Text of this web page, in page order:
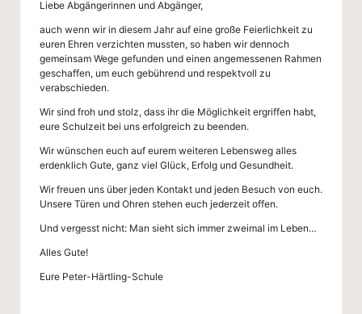
p
er
ta
l
Liebe Abgängerinnen und Abgänger,
auch wenn wir in diesem Jahr auf eine große Feierlichkeit zu
euren Ehren verzichten mussten, so haben wir dennoch
gemeinsam Wege gefunden und einen angemessenen Rahmen
geschaffen, um euch gebührend und respektvoll zu
verabschieden.
Wir sind froh und stolz, dass ihr die Möglichkeit ergriffen habt,
eure Schulzeit bei uns erfolgreich zu beenden.
Wir wünschen euch auf eurem weiteren Lebensweg alles
erdenklich Gute, ganz viel Glück, Erfolg und Gesundheit.
Wir freuen uns über jeden Kontakt und jeden Besuch von euch.
Unsere Türen und Ohren stehen euch jederzeit offen.
Und vergesst nicht: Man sieht sich immer zweimal im Leben…
Alles Gute!
Eure Peter-Härtling-Schule